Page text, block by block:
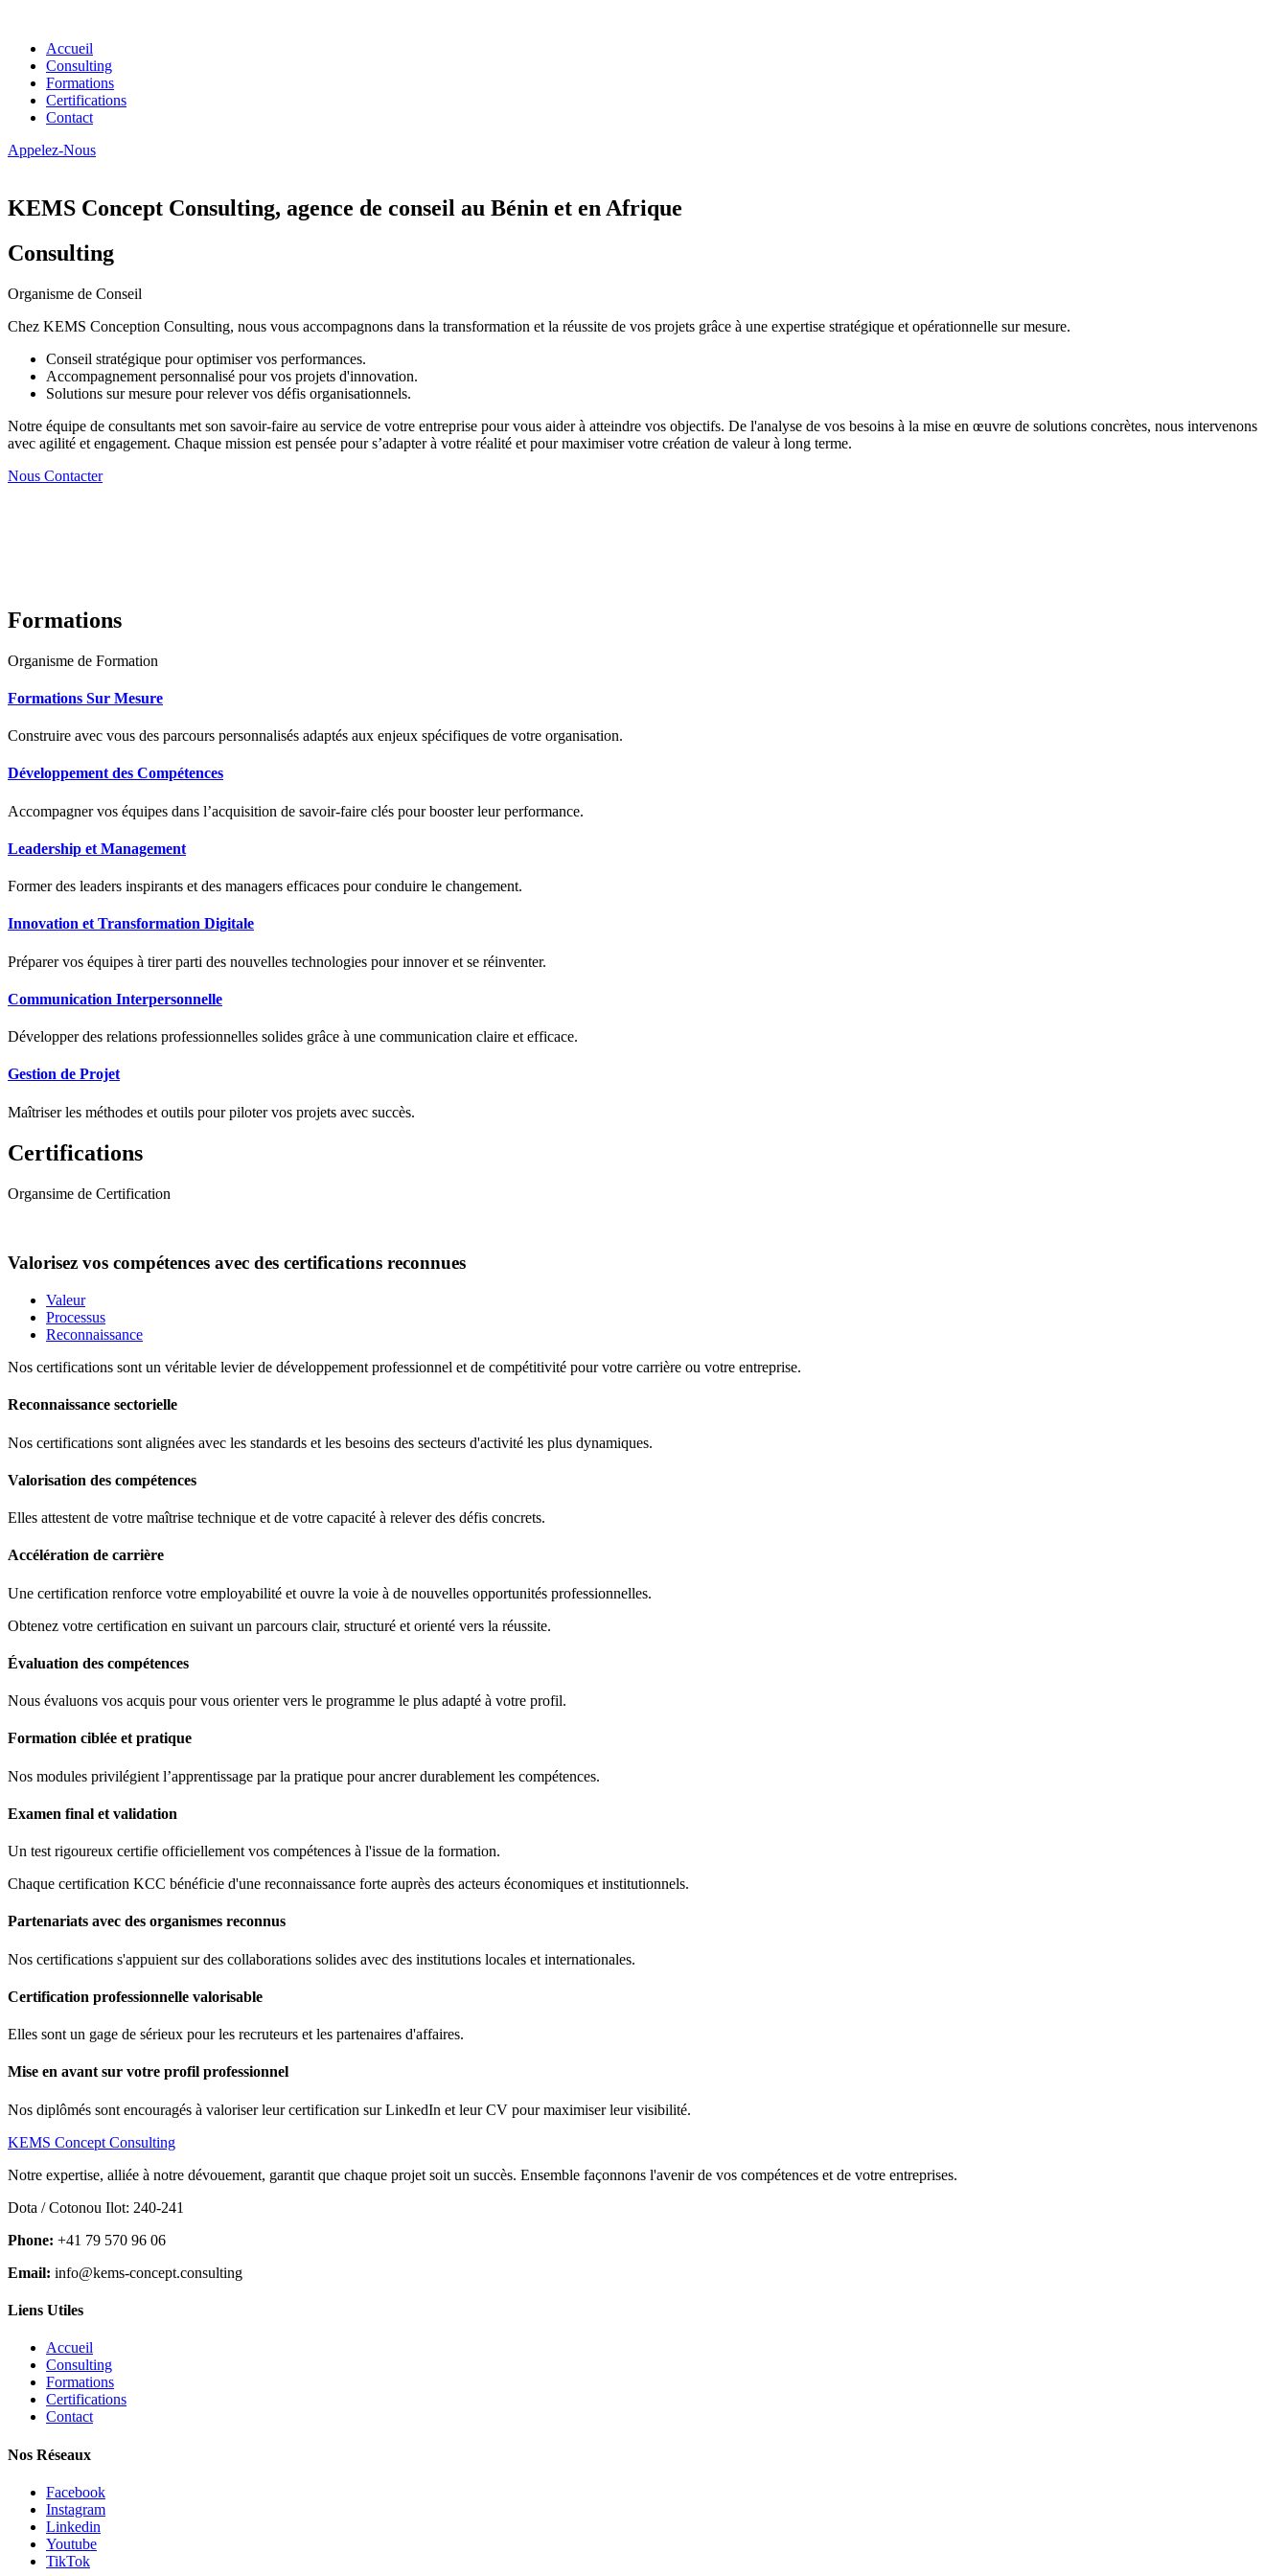
Accueil
Consulting
Formations
Certifications
Contact
Appelez-Nous
KEMS Concept Consulting, agence de conseil au Bénin et en Afrique
Consulting
Organisme de Conseil
Chez KEMS Conception Consulting, nous vous accompagnons dans la transformation et la réussite de vos projets grâce à une expertise stratégique et opérationnelle sur mesure.
Conseil stratégique pour optimiser vos performances.
Accompagnement personnalisé pour vos projets d'innovation.
Solutions sur mesure pour relever vos défis organisationnels.
Notre équipe de consultants met son savoir-faire au service de votre entreprise pour vous aider à atteindre vos objectifs. De l'analyse de vos besoins à la mise en œuvre de solutions concrètes, nous intervenons
avec agilité et engagement. Chaque mission est pensée pour s’adapter à votre réalité et pour maximiser votre création de valeur à long terme.
Nous Contacter
Formations
Organisme de Formation
Formations Sur Mesure
Construire avec vous des parcours personnalisés adaptés aux enjeux spécifiques de votre organisation.
Développement des Compétences
Accompagner vos équipes dans l’acquisition de savoir-faire clés pour booster leur performance.
Leadership et Management
Former des leaders inspirants et des managers efficaces pour conduire le changement.
Innovation et Transformation Digitale
Préparer vos équipes à tirer parti des nouvelles technologies pour innover et se réinventer.
Communication Interpersonnelle
Développer des relations professionnelles solides grâce à une communication claire et efficace.
Gestion de Projet
Maîtriser les méthodes et outils pour piloter vos projets avec succès.
Certifications
Organsime de Certification
Valorisez vos compétences avec des certifications reconnues
Valeur
Processus
Reconnaissance
Nos certifications sont un véritable levier de développement professionnel et de compétitivité pour votre carrière ou votre entreprise.
Reconnaissance sectorielle
Nos certifications sont alignées avec les standards et les besoins des secteurs d'activité les plus dynamiques.
Valorisation des compétences
Elles attestent de votre maîtrise technique et de votre capacité à relever des défis concrets.
Accélération de carrière
Une certification renforce votre employabilité et ouvre la voie à de nouvelles opportunités professionnelles.
Obtenez votre certification en suivant un parcours clair, structuré et orienté vers la réussite.
Évaluation des compétences
Nous évaluons vos acquis pour vous orienter vers le programme le plus adapté à votre profil.
Formation ciblée et pratique
Nos modules privilégient l’apprentissage par la pratique pour ancrer durablement les compétences.
Examen final et validation
Un test rigoureux certifie officiellement vos compétences à l'issue de la formation.
Chaque certification KCC bénéficie d'une reconnaissance forte auprès des acteurs économiques et institutionnels.
Partenariats avec des organismes reconnus
Nos certifications s'appuient sur des collaborations solides avec des institutions locales et internationales.
Certification professionnelle valorisable
Elles sont un gage de sérieux pour les recruteurs et les partenaires d'affaires.
Mise en avant sur votre profil professionnel
Nos diplômés sont encouragés à valoriser leur certification sur LinkedIn et leur CV pour maximiser leur visibilité.
KEMS Concept Consulting
Notre expertise, alliée à notre dévouement, garantit que chaque projet soit un succès. Ensemble façonnons l'avenir de vos compétences et de votre entreprises.
Dota / Cotonou Ilot: 240-241
Phone: +41 79 570 96 06
Email: info@kems-concept.consulting
Liens Utiles
Accueil
Consulting
Formations
Certifications
Contact
Nos Réseaux
Facebook
Instagram
Linkedin
Youtube
TikTok